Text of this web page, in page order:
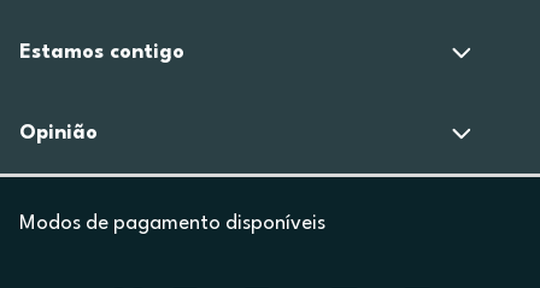
Estamos contigo
Opinião
Modos de pagamento disponíveis